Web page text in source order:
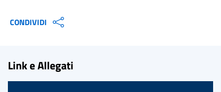
CONDIVIDI
Link e Allegati